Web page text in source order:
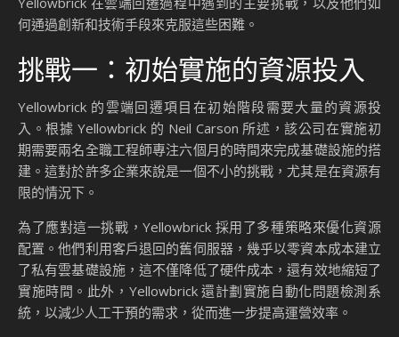
何通過創新和技術手段來克服這些困難。
挑戰一：初始實施的資源投入
Yellowbrick 的雲端回遷項目在初始階段需要大量的資源投
入。根據 Yellowbrick 的 Neil Carson 所述，該公司在實施初
期需要兩名全職工程師專注六個月的時間來完成基礎設施的搭
建。這對於許多企業來說是一個不小的挑戰，尤其是在資源有
限的情況下。
為了應對這一挑戰，Yellowbrick 採用了多種策略來優化資源
配置。他們利用客戶退回的舊伺服器，幾乎以零資本成本建立
了私有雲基礎設施，這不僅降低了硬件成本，還有效地縮短了
實施時間。此外，Yellowbrick 還計劃實施自動化問題檢測系
統，以減少人工干預的需求，從而進一步提高運營效率。